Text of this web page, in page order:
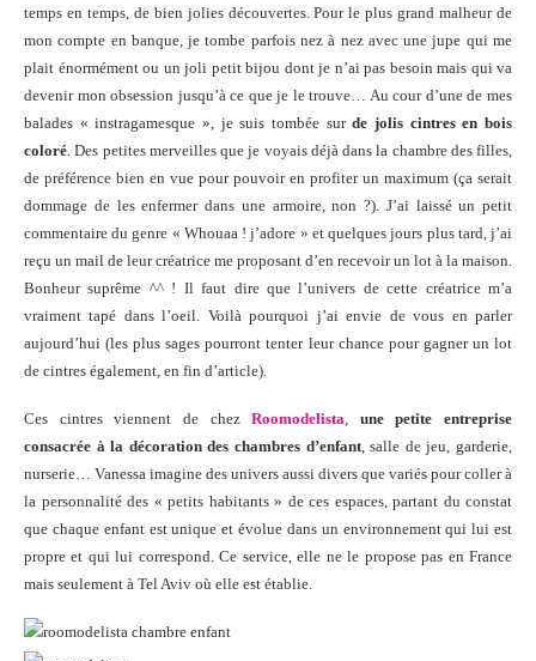
temps en temps, de bien jolies découvertes. Pour le plus grand malheur de
mon compte en banque, je tombe parfois nez à nez avec une jupe qui me
plait énormément ou un joli petit bijou dont je n’ai pas besoin mais qui va
devenir mon obsession jusqu’à ce que je le trouve… Au cour d’une de mes
balades « instragamesque », je suis tombée surde jolis cintres en bois
coloré . Des petites merveilles que je voyais déjà dans la chambre des filles,
de préférence bien en vue pour pouvoir en profiter un maximum (ça serait
dommage de les enfermer dans une armoire, non ?). J’ai laissé un petit
commentaire du genre « Whouaa ! j’adore » et quelques jours plus tard, j’ai
reçu un mail de leur créatrice me proposant d’en recevoir un lot à la maison.
Bonheur suprême ^^ ! Il faut dire que l’univers de cette créatrice m’a
vraiment tapé dans l’oeil. Voilà pourquoi j’ai envie de vous en parler
aujourd’hui (les plus sages pourront tenter leur chance pour gagner un lot
de cintres également, en fin d’article).
Ces cintres viennent de chezRoomodelista
une petite entreprise
consacrée à la décoration des chambres d’enfant, salle de jeu, garderie,
nurserie… Vanessa imagine des univers aussi divers que variés pour coller à
la personnalité des « petits habitants » de ces espaces, partant du constat
que chaque enfant est unique et évolue dans un environnement qui lui est
propre et qui lui correspond. Ce service, elle ne le propose pas en France
mais seulement à Tel Aviv où elle est établie.